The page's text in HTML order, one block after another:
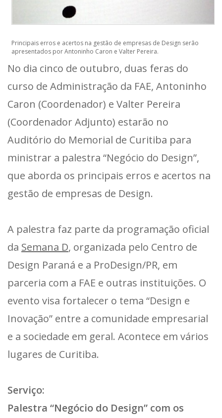
Principais erros e acertos na gestão de empresas de Design serão
apresentados por Antoninho Caron e Valter Pereira.
No dia cinco de outubro, duas feras do
curso de Administração da FAE, Antoninho
Caron (Coordenador) e Valter Pereira
(Coordenador Adjunto) estarão no
Auditório do Memorial de Curitiba para
ministrar a palestra “Negócio do Design”,
que aborda os principais erros e acertos na
gestão de empresas de Design.
A palestra faz parte da programação oficial
da Semana D, organizada pelo Centro de
Design Paraná e a ProDesign/PR, em
parceria com a FAE e outras instituições. O
evento visa fortalecer o tema “Design e
Inovação” entre a comunidade empresarial
e a sociedade em geral. Acontece em vários
lugares de Curitiba.
Serviço:
Palestra “Negócio do Design” com os